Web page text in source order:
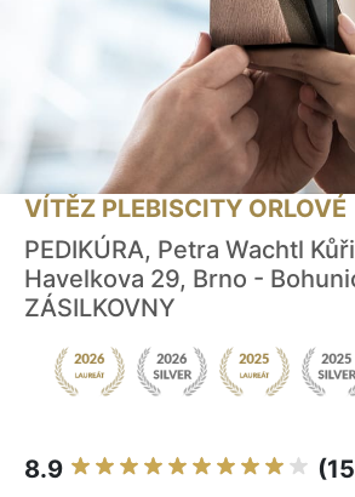
VÍTĚZ PLEBISCITY ORLOVÉ
PEDIKÚRA, Petra Wachtl
Havelkova 29, Brno -
ZÁSILKOVNY
8.9